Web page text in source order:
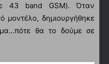
43 band GSM). Όταν
μοντέλο, δημιουργήθηκε
θα το δούμε σε